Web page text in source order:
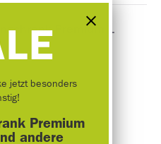
Premium L
jetzt besonders
Premium
andere